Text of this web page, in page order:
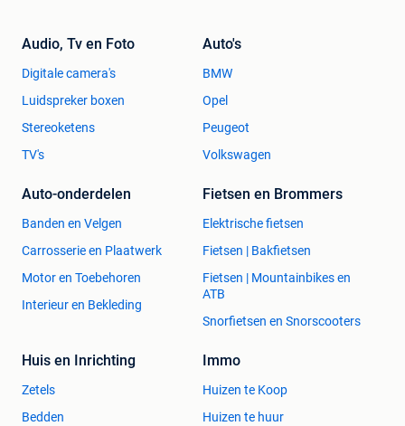
Audio, Tv en Foto
Digitale camera's
Luidspreker boxen
Stereoketens
TV's
Auto's
BMW
Opel
Peugeot
Volkswagen
Auto-onderdelen
Banden en Velgen
Carrosserie en Plaatwerk
Motor en Toebehoren
Interieur en Bekleding
Fietsen en Brommers
Elektrische fietsen
Fietsen | Bakfietsen
Fietsen | Mountainbikes en
ATB
Snorfietsen en Snorscooters
Huis en Inrichting
Zetels
Bedden
Immo
Huizen te Koop
Huizen te huur